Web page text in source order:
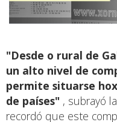
"Desde o rural de
un alto nivel de
permite situarse
de países" , subrayó
recordó que este